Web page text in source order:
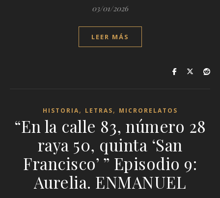
03/01/2026
LEER MÁS
HISTORIA, LETRAS, MICRORELATOS
“En la calle 83, número 28
raya 50, quinta ‘San
Francisco’ ” Episodio 9:
Aurelia. ENMANUEL